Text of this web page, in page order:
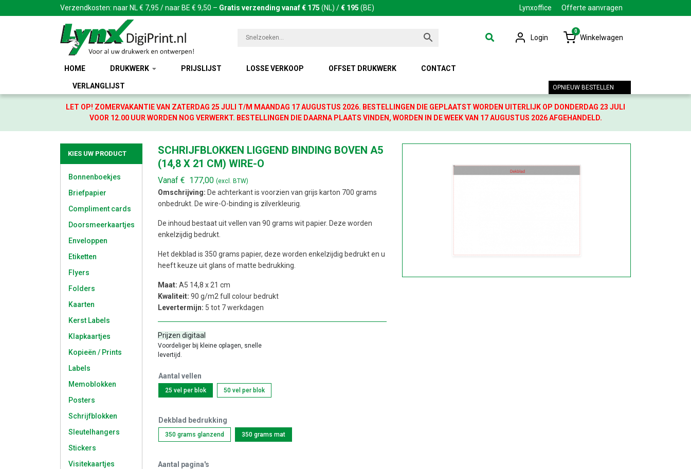
Verzendkosten: naar NL € 7,95 / naar BE € 9,50 – Gratis verzending vanaf € 175 (NL) /€ 195 (BE) Lynxoffice Offerte aanvragen
Login
0
Winkelwagen
HOME DRUKWERK PRIJSLIJST LOSSE VERKOOP OFFSET DRUKWERK CONTACT
VERLANGLIJST OPNIEUW BESTELLEN
LET OP! ZOMERVAKANTIE VAN ZATERDAG 25 JULI T/M MAANDAG 17 AUGUSTUS 2026. BESTELLINGEN DIE GEPLAATST WORDEN UITERLIJK OP DONDERDAG 23 JULI
VOOR 12.00 UUR WORDEN NOG VERWERKT. BESTELLINGEN DIE DAARNA PLAATS VINDEN, WORDEN IN DE WEEK VAN 17 AUGUSTUS 2026 AFGEHANDELD.
KIES UW PRODUCT
Bonnenboekjes
Briefpapier
Compliment cards
Doorsmeerkaartjes
Enveloppen
Etiketten
Flyers
Folders
Kaarten
Kerst Labels
Klapkaartjes
Kopieën / Prints
Labels
Memoblokken
Posters
Schrijfblokken
Sleutelhangers
Stickers
Visitekaartjes
SCHRIJFBLOKKEN LIGGEND BINDING BOVEN A5
(14,8 X 21 CM) WIRE-O
Vanaf € 177,00 (excl. BTW)
Omschrijving: De achterkant is voorzien van grijs karton 700 grams
onbedrukt. De wire-O-binding is zilverkleurig.
De inhoud bestaat uit vellen van 90 grams wit papier. Deze worden
enkelzijdig bedrukt.
Het dekblad is 350 grams papier, deze worden enkelzijdig bedrukt en u
heeft keuze uit glans of matte bedrukking.
Maat: A5 14,8 x 21 cm
Kwaliteit: 90 g/m2 full colour bedrukt
Levertermijn: 5 tot 7 werkdagen
Prijzen digitaal
Voordeliger bij kleine oplagen, snelle
levertijd.
Aantal vellen
25 vel per blok 50 vel per blok
Dekblad bedrukking
350 grams glanzend 350 grams mat
Aantal pagina's